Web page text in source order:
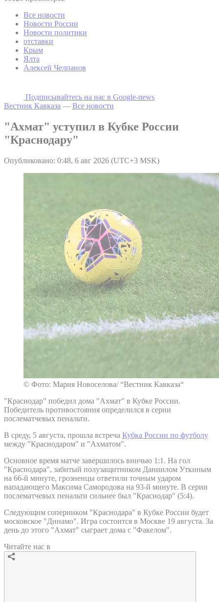
Все новости
Новости России
Новости политики
отставки
Крым
Ялта
Алексей Челпанов
Подписывайтесь на наc в Google-news
Вестник Кавказа — Все новости
"Ахмат" уступил в Кубке России
"Краснодару"
Опубликовано: 0:48, 6 авг 2026 (UTC+3 MSK)
© Фото: Мария Новоселова/ “Вестник Кавказа“
"Краснодар" победил дома "Ахмат" в Кубке России.
Победитель противостояния определился в серии
послематчевых пенальти.
В среду, 5 августа, прошла встреча Кубка России по футболу
между "Краснодаром" и "Ахматом".
Основное время матче завершилось вничью 1:1. На гол
"Краснодара", забитый полузащитником Даниилом Уткиным
на 66-й минуте, грозненцы ответили точным ударом
нападающего Максима Самородова на 93-й минуте. В серии
послематчевых пенальти сильнее был "Краснодар" (5:4).
Следующим соперником "Краснодара" в Кубке России будет
московское "Динамо". Игра состоится в Москве 19 августа. За
день до этого "Ахмат" сыграет дома с "Факелом".
Читайте нас в